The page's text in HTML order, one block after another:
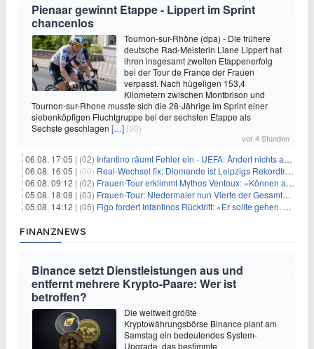
Pienaar gewinnt Etappe - Lippert im Sprint
chancenlos
Tournon-sur-Rhône (dpa) - Die frühere
deutsche Rad-Meisterin Liane Lippert hat
ihren insgesamt zweiten Etappenerfolg
bei der Tour de France der Frauen
verpasst. Nach hügeligen 153,4
Kilometern zwischen Montbrison und
Tournon-sur-Rhone musste sich die 28-Jährige im Sprint einer
siebenköpfigen Fluchtgruppe bei der sechsten Etappe als
Sechste geschlagen […] (00)
vor 4 Stunden
06.08. 17:05 | (02) Infantino räumt Fehler ein - UEFA: Ändert nichts an Boykott
06.08. 16:05 | (00) Real-Wechsel fix: Diomande ist Leipzigs Rekordtransfer
06.08. 09:12 | (02) Frauen-Tour erklimmt Mythos Ventoux: «Können alles schaffen»
05.08. 18:08 | (03) Frauen-Tour: Niedermaier nun Vierte der Gesamtwertung
05.08. 14:12 | (05) Figo fordert Infantinos Rücktritt: «Er sollte gehen. Jetzt»
FINANZNEWS
Binance setzt Dienstleistungen aus und
entfernt mehrere Krypto-Paare: Wer ist
betroffen?
Die weltweit größte
Kryptowährungsbörse Binance plant am
Samstag ein bedeutendes System-
Upgrade, das bestimmte